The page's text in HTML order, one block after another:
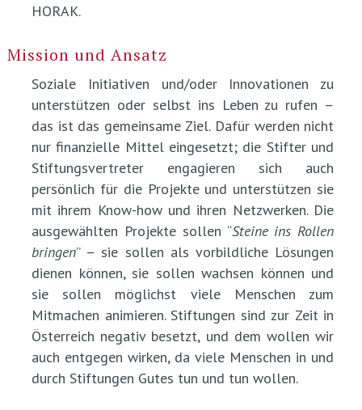
HORAK.
Mission und Ansatz
Soziale Initiativen und/oder Innovationen zu
unterstützen oder selbst ins Leben zu rufen –
das ist das gemeinsame Ziel. Dafür werden nicht
nur finanzielle Mittel eingesetzt; die Stifter und
Stiftungsvertreter engagieren sich auch
persönlich für die Projekte und unterstützen sie
mit ihrem Know-how und ihren Netzwerken. Die
ausgewählten Projekte sollen “Steine ins Rollen
bringen” – sie sollen als vorbildliche Lösungen
dienen können, sie sollen wachsen können und
sie sollen möglichst viele Menschen zum
Mitmachen animieren. Stiftungen sind zur Zeit in
Österreich negativ besetzt, und dem wollen wir
auch entgegen wirken, da viele Menschen in und
durch Stiftungen Gutes tun und tun wollen.